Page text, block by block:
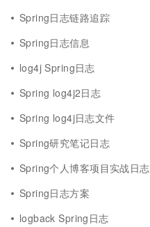
Spring日志链路追踪
Spring日志信息
log4j Spring日志
Spring log4j2日志
Spring log4j日志文件
Spring研究笔记日志
Spring个人博客项目实战日志
Spring日志方案
logback Spring日志